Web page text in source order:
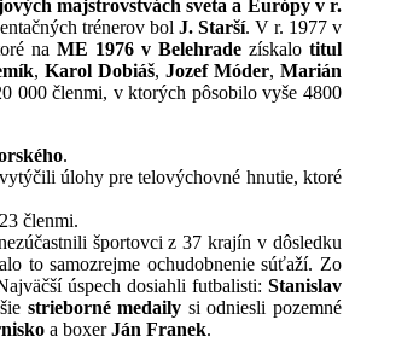
majstrovstvách sveta a Európy v r.
trénerov bol J. Starší. V r. 1977 v
naME 1976 v Belehrade získalotitul
, Karol Dobiáš, Jozef Móder,Marián
000 členmi, v ktorých pôsobilo vyše 4800
.
úlohy pre telovýchovné hnutie, ktoré
členmi.
športovci z 37 krajín v dôsledku
to samozrejme ochudobnenie súťaží. Zo
úspech dosiahli futbalisti:Stanislav
strieborné medaily si odniesli pozemné
a boxerJán Franek.